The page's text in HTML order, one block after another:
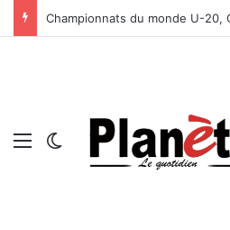
Menu Switch skin